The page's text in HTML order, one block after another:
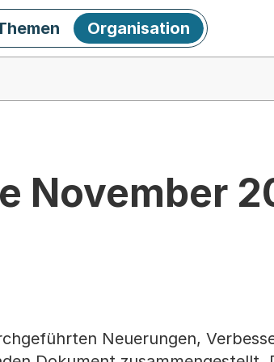
Organisation
November
Neuerungen,